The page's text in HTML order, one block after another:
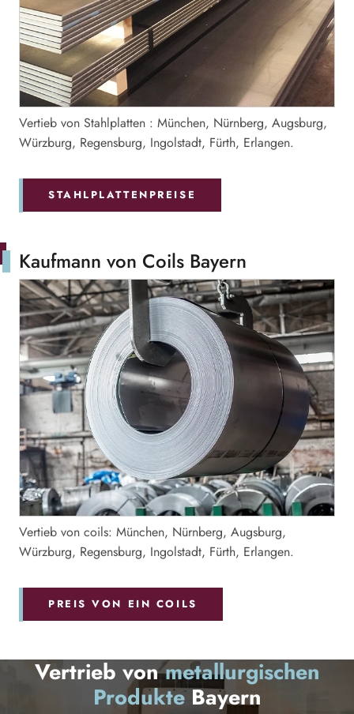
Vertieb von Stahlplatten : München, Nürnberg, Augsburg,
Würzburg, Regensburg, Ingolstadt, Fürth, Erlangen.
STAHLPLATTENPREISE
Kaufmann von Coils Bayern
Vertieb von coils: München, Nürnberg, Augsburg,
Würzburg, Regensburg, Ingolstadt, Fürth, Erlangen.
PREIS VON EIN COILS
Vertrieb vonmetallurgischen
ProdukteBayern